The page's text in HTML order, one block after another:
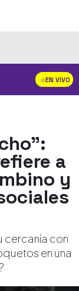
EN VIVO
a
y
cercanía con
en una